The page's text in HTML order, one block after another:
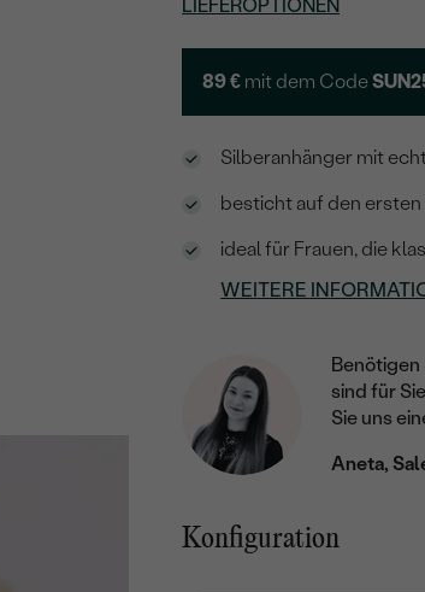
LIEFEROPTIONEN
89 € mit dem Code
Silberanhänger mit
besticht auf den
ideal für Frauen, die
WEITERE
Benötigen
sind für
Sie uns
Aneta,
Konfiguration